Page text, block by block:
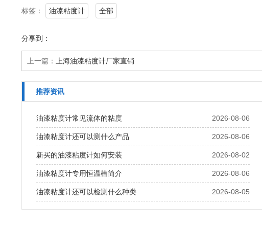
标签： 油漆粘度计 全部
分享到：
上一篇： 上海油漆粘度计厂家直销
推荐资讯
2026-08-06
油漆粘度计常见流体的粘度
2026-08-06
油漆粘度计还可以测什么产品
2026-08-02
新买的油漆粘度计如何安装
2026-08-06
油漆粘度计专用恒温槽简介
2026-08-05
油漆粘度计还可以检测什么种类